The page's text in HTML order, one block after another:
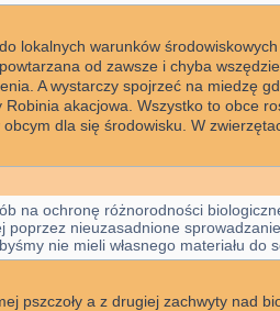
lokalnych warunków
od zawsze i chyba
A wystarczy spojrzeć na miedzę
akacjowa. Wszystko to obce
dla się środowisku. W
na ochronę różnorodności
nieuzasadnione
nie mieli własnego materiału do
pszczoły a z drugiej zachwyty nad